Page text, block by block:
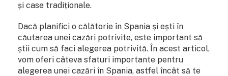
și case tradiționale.
Dacă planifici o călătorie în Spania și ești în
căutarea unei cazări potrivite, este important să
știi cum să faci alegerea potrivită. În acest articol,
vom oferi câteva sfaturi importante pentru
alegerea unei cazări în Spania, astfel încât să te